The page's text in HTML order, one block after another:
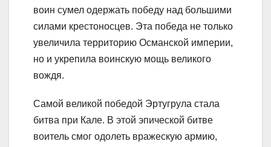
воин сумел одержать победу над большими
силами крестоносцев. Эта победа не только
увеличила территорию Османской империи,
но и укрепила воинскую мощь великого
вождя.
Самой великой победой Эртугрула стала
битва при Кале. В этой эпической битве
воитель смог одолеть вражескую армию,